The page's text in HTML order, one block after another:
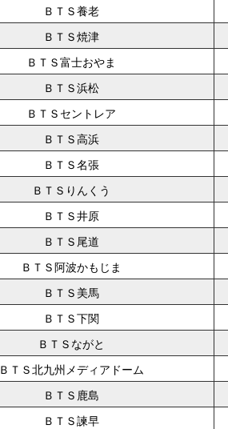
ＢＴＳ養老
ＢＴＳ焼津
ＢＴＳ富士おやま
ＢＴＳ浜松
ＢＴＳセントレア
ＢＴＳ高浜
ＢＴＳ名張
ＢＴＳりんくう
ＢＴＳ井原
ＢＴＳ尾道
ＢＴＳ阿波かもじま
ＢＴＳ美馬
ＢＴＳ下関
ＢＴＳながと
ＢＴＳ北九州メディアドーム
ＢＴＳ鹿島
ＢＴＳ諫早